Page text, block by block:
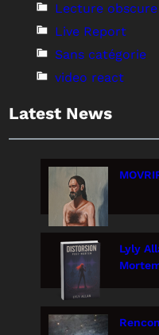
Lecture obscure
Live Report
Sans catégorie
video react
Latest News
Lyly